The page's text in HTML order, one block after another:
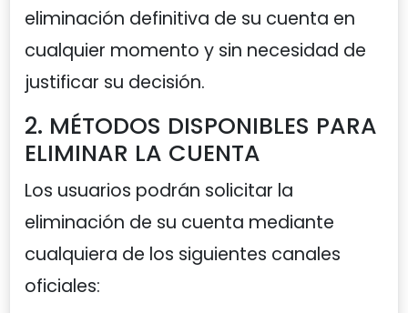
eliminación definitiva de su cuenta en
cualquier momento y sin necesidad de
justificar su decisión.
2. MÉTODOS DISPONIBLES PARA
ELIMINAR LA CUENTA
Los usuarios podrán solicitar la
eliminación de su cuenta mediante
cualquiera de los siguientes canales
oficiales: